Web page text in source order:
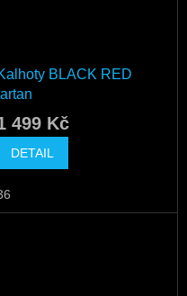
BLACK RED
499 Kč
DETAIL